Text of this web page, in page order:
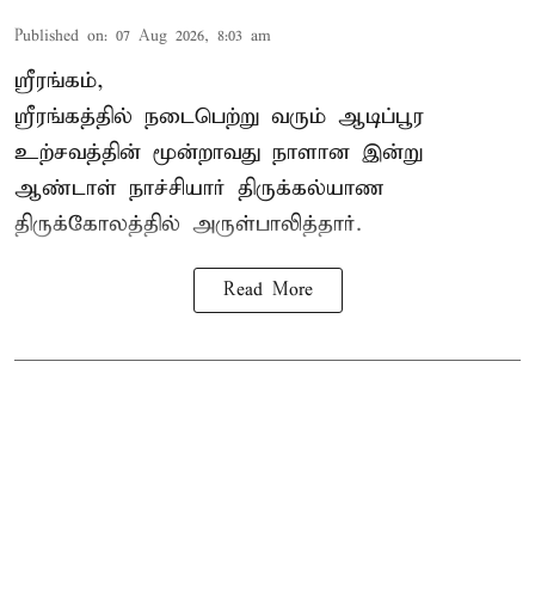
Published on: 07 Aug 2026, 8:03 am
ஸ்ரீரங்கம்,
ஸ்ரீரங்கத்தில் நடைபெற்று வரும் ஆடிப்பூர
உற்சவத்தின் மூன்றாவது நாளான இன்று
ஆண்டாள் நாச்சியார் திருக்கல்யாண
திருக்கோலத்தில் அருள்பாலித்தார்.
Read More